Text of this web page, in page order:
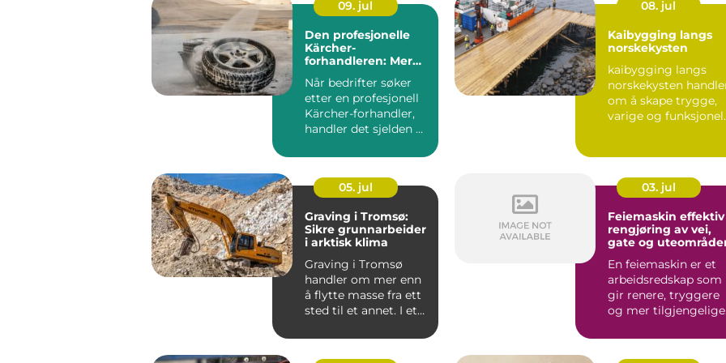
09. jul
Den profesjonelle
Kärcher-
forhandleren: Mer
Når bedrifter søker
etter en profesjonell
Kärcher-forhandler,
handler det sjelden ...
08. jul
Kaibygging langs
norskekysten
kaibygging langs
norskekysten
om å skape trygge,
varige og
05. jul
Graving i Tromsø:
Sikre grunnarbeider
i arktisk klima
Graving i Tromsø
handler om mer enn
å flytte masse fra ett
sted til et annet. I et
03. jul
Feiemaskin effektiv
rengjøring av vei,
gate og
En feiemaskin er et
arbeidsredskap som
gir renere, tryggere
og mer tilgjengelige
...